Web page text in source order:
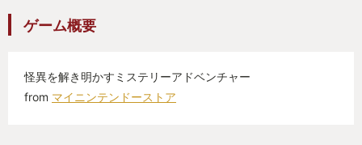
「雑誌以外で初めて新作ゲームを見つけた感動」
は、忘れられないほど衝撃的だった。
そんな今年の私のGOTYは、去年のGOTYと姉妹受賞
となる作品「都市伝説解体センター」。 去年の体験
ゲーム概要
怪異を解き明かすミステリーアドベンチャー
from マイニンテンドーストア